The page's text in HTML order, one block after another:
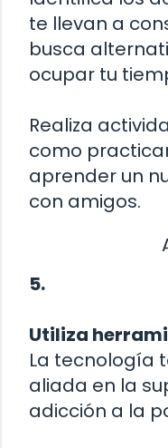
te llevan a
busca
ocupar tu
Realiza
como
aprender un
con amigos.
5.
Utiliza
La tecnología
aliada en la
adicción a la